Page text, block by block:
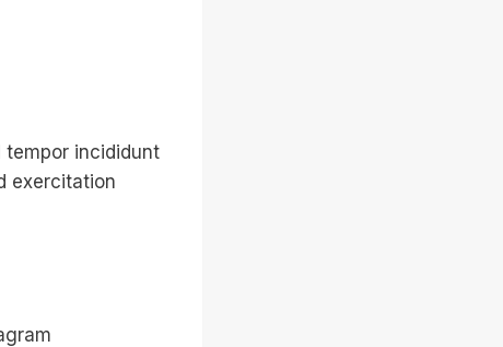
tempor incididunt
exercitation